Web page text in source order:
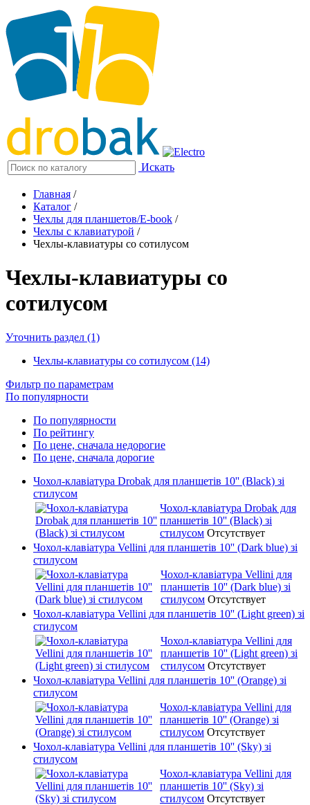
Искать
Главная /
Каталог /
Чехлы для планшетов/E-book /
Чехлы с клавиатурой /
Чехлы-клавиатуры со сотилусом
Чехлы-клавиатуры со
сотилусом
Уточнить раздел (1)
Чехлы-клавиатуры со сотилусом (14)
Фильтр по параметрам
По популярности
По популярности
По рейтингу
По цене, сначала недорогие
По цене, сначала дорогие
Чохол-клавіатура Drobak для планшетів 10'' (Black) зі
стилусом
Чохол-клавіатура Drobak для
планшетів 10'' (Black) зі
стилусом Отсутствует
Чохол-клавіатура Vellini для планшетів 10'' (Dark blue) зі
стилусом
Чохол-клавіатура Vellini для
планшетів 10'' (Dark blue) зі
стилусом Отсутствует
Чохол-клавіатура Vellini для планшетів 10'' (Light green) зі
стилусом
Чохол-клавіатура Vellini для
планшетів 10'' (Light green) зі
стилусом Отсутствует
Чохол-клавіатура Vellini для планшетів 10'' (Orange) зі
стилусом
Чохол-клавіатура Vellini для
планшетів 10'' (Orange) зі
стилусом Отсутствует
Чохол-клавіатура Vellini для планшетів 10'' (Sky) зі
стилусом
Чохол-клавіатура Vellini для
планшетів 10'' (Sky) зі
стилусом Отсутствует